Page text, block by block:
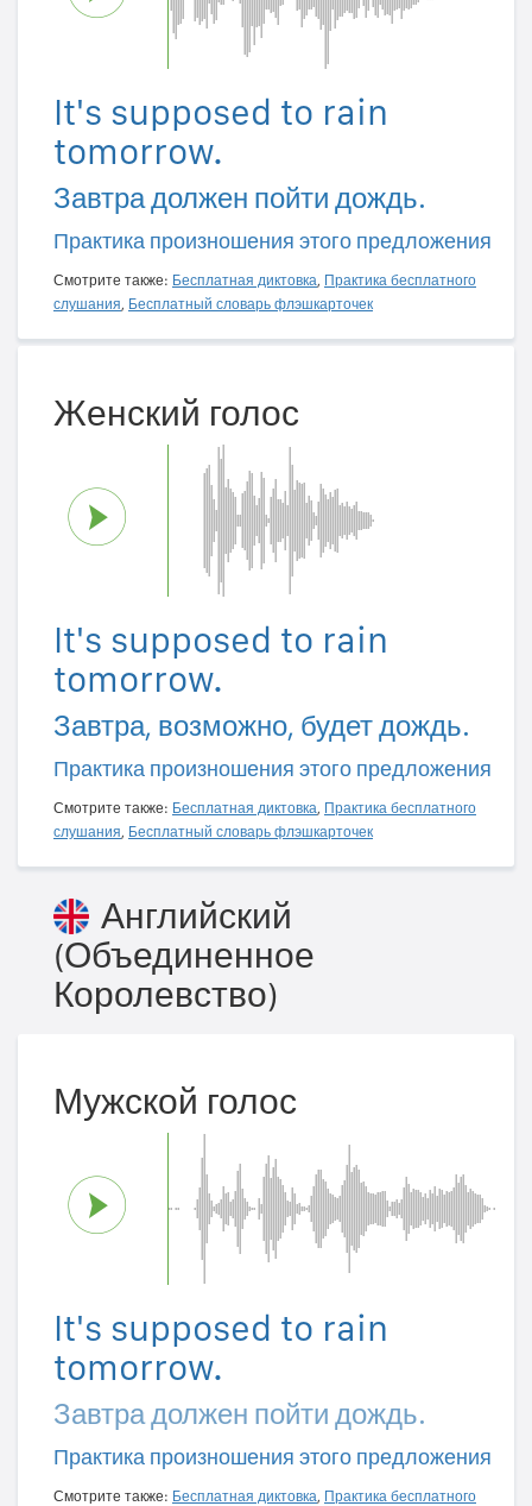
It's supposed to rain
tomorrow.
Завтра должен пойти дождь.
Практика произношения этого предложения
Смотрите также: Бесплатная диктовка, Практика бесплатного
слушания, Бесплатный словарь флэшкарточек
Женский голос
It's supposed to rain
tomorrow.
Завтра, возможно, будет дождь.
Практика произношения этого предложения
Смотрите также: Бесплатная диктовка, Практика бесплатного
слушания, Бесплатный словарь флэшкарточек
Английский
(Объединенное
Королевство)
Мужской голос
It's supposed to rain
tomorrow.
Завтра должен пойти дождь.
Практика произношения этого предложения
Смотрите также: Бесплатная диктовка, Практика бесплатного